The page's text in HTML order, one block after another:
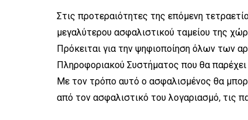
Στις προτεραιότητες της επόμενη
μεγαλύτερου ασφαλιστικού ταμείου της
Πρόκειται για την ψηφιοποίηση όλων των
Πληροφοριακού Συστήματος που θα
Με τον τρόπο αυτό ο ασφαλισμένος θα
από τον ασφαλιστικό του λογαριασμό, τις